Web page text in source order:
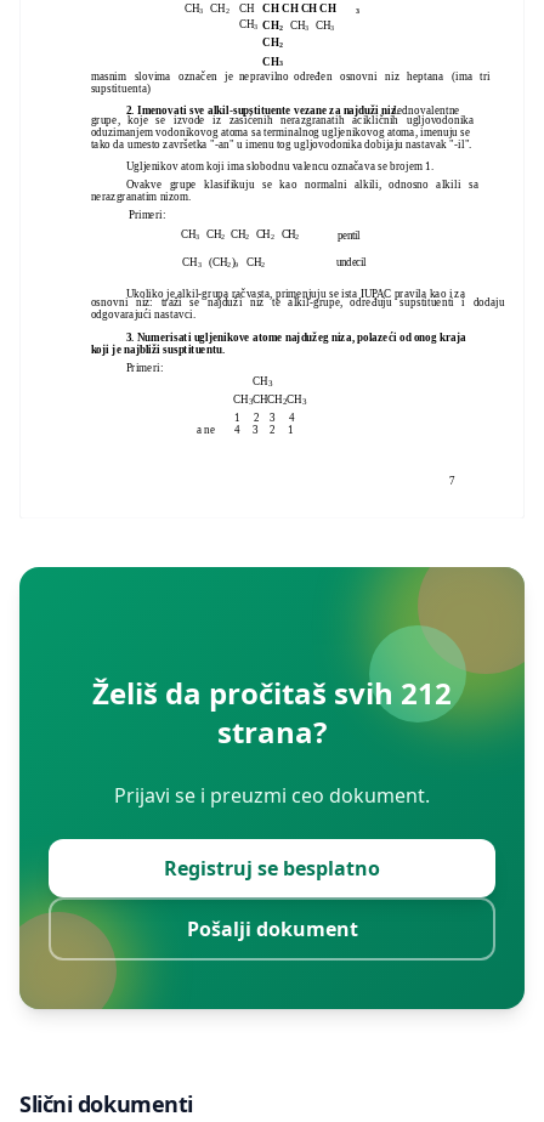
CH3 CH2 CH CH CH CH CH 3
CH3 CH2 CH3 CH3
CH2
CH3
masnim slovima označen je nepravilno određen osnovni niz heptana (ima tri
supstituenta)
2. Imenovati sve alkil-supstituente vezane za najduži niz.Jednovalentne
grupe, koje se izvode iz zasićenih nerazgranatih acikličnih ugljovodonika
oduzimanjem vodonikovog atoma sa terminalnog ugljenikovog atoma, imenuju se
tako da umesto završetka "-an" u imenu tog ugljovodonika dobijaju nastavak "-il".
Ugljenikov atom koji ima slobodnu valencu označava se brojem 1.
Ovakve grupe klasifikuju se kao normalni alkili, odnosno alkili sa
nerazgranatim nizom.
Primeri:
CH3 (CH2)9 CH2 undecil
pentil
CH3 CH2 CH2 CH2 CH2
Ukoliko je alkil-grupa račvasta, primenjuju se ista IUPAC pravila kao i za
osnovni niz: traži se najduži niz te alkil-grupe, određuju supstituenti i dodaju
odgovarajući nastavci.
3. Numerisati ugljenikove atome najdužeg niza, polazeći od onog kraja
koji je najbliži susptituentu.
Primeri:
CH3CHCH2CH3
CH3
1 2 3 4
a ne
4 3 2 1
7
Želiš da pročitaš svih 212
strana?
Prijavi se i preuzmi ceo dokument.
Registruj se besplatno
Pošalji dokument
Slični dokumenti